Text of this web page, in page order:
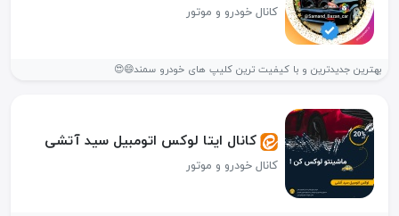
کانال خودرو و موتور
بهترین جدیدترین و با کیفیت ترین کلیپ های خودرو سمند😄😍
کانال ایتا لوکس اتومبیل سید آتشی
کانال خودرو و موتور